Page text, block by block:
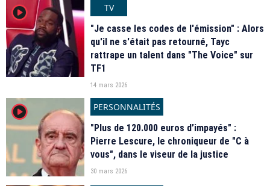
player2
TV
"Je casse les codes de l'émission" : Alors
qu'il ne s'était pas retourné, Tayc
rattrape un talent dans "The Voice" sur
TF1
14 mars 2026
player2
PERSONNALITÉS
"Plus de 120.000 euros d’impayés" :
Pierre Lescure, le chroniqueur de "C à
vous", dans le viseur de la justice
30 mars 2026